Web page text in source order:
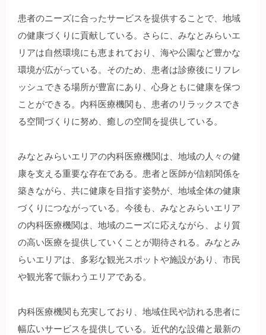
患者のニーズに合ったサービスを提供することで、地域
の健康づくりに貢献している。さらに、みなとみらいエ
リアは自然環境にも恵まれており、海や公園など豊かな
環境が広がっている。そのため、患者は診療後にリフレ
ッシュできる場所が豊富にあり、心身ともに健康を保つ
ことができる。内科医療機関も、患者のリラックスでき
る空間づくりに努め、癒しの空間を提供している。
みなとみらいエリアの内科医療機関は、地域の人々の健
康を支える重要な存在である。患者と医師が信頼関係を
築きながら、共に健康を目指す姿勢が、地域全体の健康
づくりにつながっている。今後も、みなとみらいエリア
の内科医療機関は、地域のニーズに応えながら、より質
の高い医療を提供していくことが期待される。みなとみ
らいエリアは、多彩な観光スポットや施設があり、市民
や観光客で賑わうエリアである。
内科医療機関も充実しており、地域住民や訪れる患者に
幅広いサービスを提供している。近代的な設備と最新の